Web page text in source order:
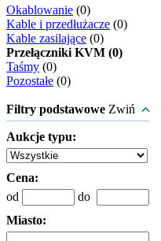
Okablowanie (0)
Kable i przedłużacze (0)
Kable zasilające (0)
Przełączniki KVM (0)
Taśmy (0)
Pozostałe (0)
Filtry podstawowe Zwiń
Aukcje typu:
Cena:
od
do
Miasto: